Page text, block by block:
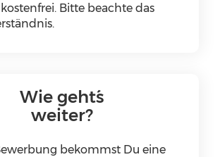
Bitte beachte das
Wie geht´s
weiter?
bekommst Du eine